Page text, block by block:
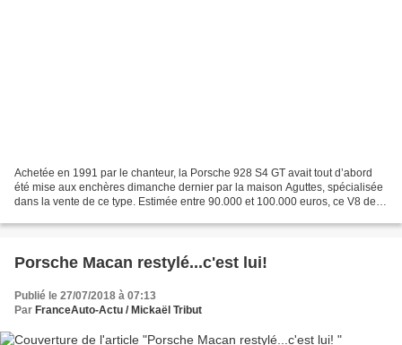
Achetée en 1991 par le chanteur, la Porsche 928 S4 GT avait tout d’abord
été mise aux enchères dimanche dernier par la maison Aguttes, spécialisée
dans la vente de ce type. Estimée entre 90.000 et 100.000 euros, ce V8 de
Porsche Macan restylé...c'est lui!
Publié le 27/07/2018 à 07:13
Par FranceAuto-Actu / Mickaël Tribut